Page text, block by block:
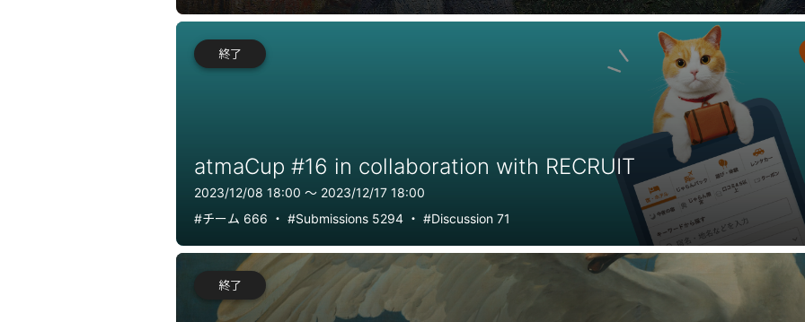
終了
atmaCup #16 in collaboration with RECRUIT
2023/12/08 18:00 〜 2023/12/17 18:00
#チーム 666 ・ #Submissions 5294 ・ #Discussion 71
終了